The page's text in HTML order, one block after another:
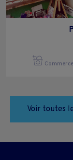
Voir toutes